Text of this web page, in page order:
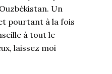
Un
pourtant à la fois
à tout le
laissez moi